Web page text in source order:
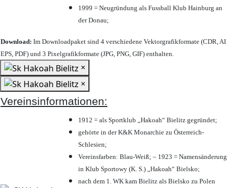
1999 = Neugründung als Fussball Klub Hainburg an
der Donau;
Download: Im Downloadpaket sind 4 verschiedene Vektorgrafikformate (CDR, AI
EPS, PDF) und 3 Pixelgrafikformate (JPG, PNG, GIF) enthalten.
×
×
Vereinsinformationen:
1912 = als Sportklub „Hakoah“ Bielitz gegründet;
gehörte in der K&K Monarchie zu Österreich-
Schlesien;
Vereinsfarben: Blau-Weiß; – 1923 = Namensänderung
in Klub Sportowy (K. S.) „Hakoah“ Bielsko;
nach dem 1. WK kam Bielitz als Bielsko zu Polen